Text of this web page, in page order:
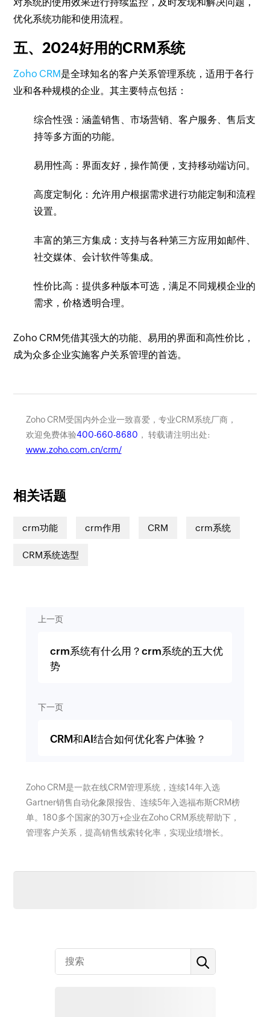
对系统的使用效果进行持续监控，及时发现和解决问题，
优化系统功能和使用流程。
五、2024好用的CRM系统
Zoho CRM是全球知名的客户关系管理系统，适用于各行
业和各种规模的企业。其主要特点包括：
综合性强：涵盖销售、市场营销、客户服务、售后支
持等多方面的功能。
易用性高：界面友好，操作简便，支持移动端访问。
高度定制化：允许用户根据需求进行功能定制和流程
设置。
丰富的第三方集成：支持与各种第三方应用如邮件、
社交媒体、会计软件等集成。
性价比高：提供多种版本可选，满足不同规模企业的
需求，价格透明合理。
Zoho CRM凭借其强大的功能、易用的界面和高性价比，
成为众多企业实施客户关系管理的首选。
Zoho CRM受国内外企业一致喜爱，专业CRM系统厂商，
欢迎免费体验400-660-8680 ， 转载请注明出处:
www.zoho.com.cn/crm/
相关话题
crm功能 crm作用 CRM crm系统
CRM系统选型
上一页
crm系统有什么用？crm系统的五大优
势
下一页
CRM和AI结合如何优化客户体验？
Zoho CRM是一款在线CRM管理系统，连续14年入选
Gartner销售自动化象限报告、连续5年入选福布斯CRM榜
单。180多个国家的30万+企业在Zoho CRM系统帮助下，
管理客户关系，提高销售线索转化率，实现业绩增长。